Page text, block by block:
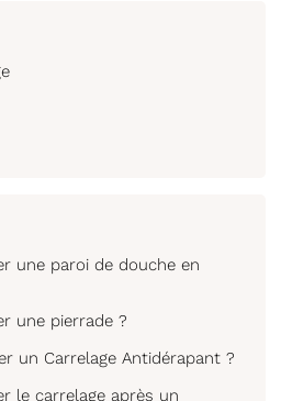
une paroi de douche en
une pierrade ?
un Carrelage Antidérapant ?
le carrelage après un